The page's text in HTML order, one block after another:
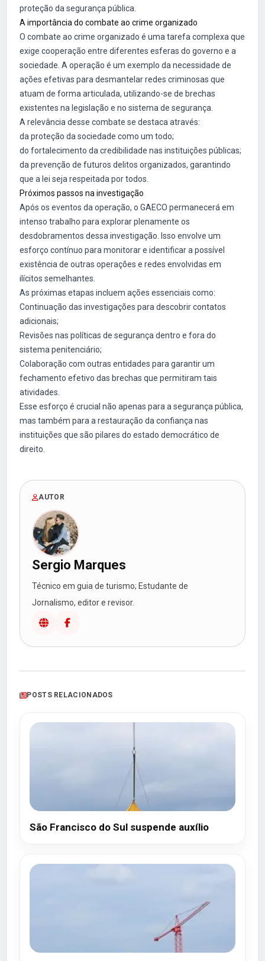
proteção da segurança pública.
A importância do combate ao crime organizado
O combate ao crime organizado é uma tarefa complexa que
exige cooperação entre diferentes esferas do governo e a
sociedade. A operação é um exemplo da necessidade de
ações efetivas para desmantelar redes criminosas que
atuam de forma articulada, utilizando-se de brechas
existentes na legislação e no sistema de segurança.
A relevância desse combate se destaca através:
da proteção da sociedade como um todo;
do fortalecimento da credibilidade nas instituições públicas;
da prevenção de futuros delitos organizados, garantindo
que a lei seja respeitada por todos.
Próximos passos na investigação
Após os eventos da operação, o GAECO permanecerá em
intenso trabalho para explorar plenamente os
desdobramentos dessa investigação. Isso envolve um
esforço contínuo para monitorar e identificar a possível
existência de outras operações e redes envolvidas em
ilícitos semelhantes.
As próximas etapas incluem ações essenciais como:
Continuação das investigações para descobrir contatos
adicionais;
Revisões nas políticas de segurança dentro e fora do
sistema penitenciário;
Colaboração com outras entidades para garantir um
fechamento efetivo das brechas que permitiram tais
atividades.
Esse esforço é crucial não apenas para a segurança pública,
mas também para a restauração da confiança nas
instituições que são pilares do estado democrático de
direito.
AUTOR
Sergio Marques
Técnico em guia de turismo; Estudante de
Jornalismo, editor e revisor.
POSTS RELACIONADOS
São Francisco do Sul suspende auxílio